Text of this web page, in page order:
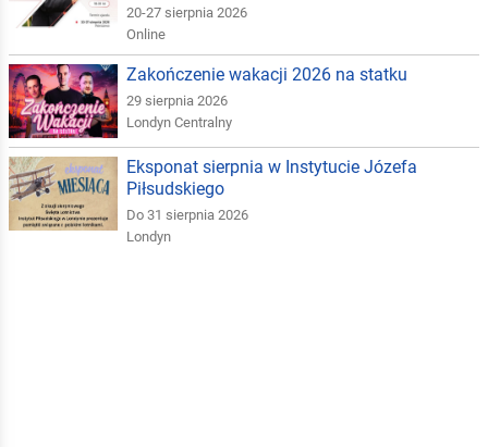
20-27 sierpnia 2026
Online
Zakończenie wakacji 2026 na statku
29 sierpnia 2026
Londyn Centralny
Eksponat sierpnia w Instytucie Józefa
Piłsudskiego
Do 31 sierpnia 2026
Londyn